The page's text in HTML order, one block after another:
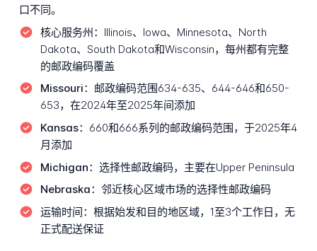
口不同。
核心服务州： Illinois、Iowa、Minnesota、North
Dakota、South Dakota和Wisconsin，每州都有完整
的邮政编码覆盖
Missouri： 邮政编码范围634-635、644-646和650-
653，在2024年至2025年间添加
Kansas： 660和666系列的邮政编码范围，于2025年4
月添加
Michigan： 选择性邮政编码，主要在Upper Peninsula
Nebraska： 邻近核心区域市场的选择性邮政编码
运输时间： 根据始发和目的地区域，1至3个工作日，无
正式配送保证